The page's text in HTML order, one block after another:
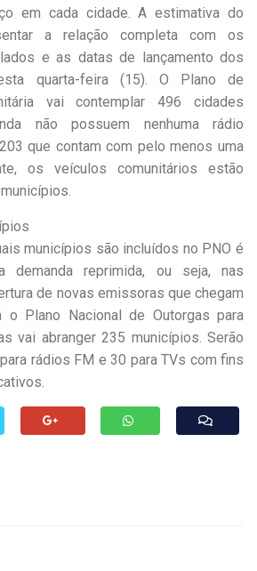
em cada cidade. A estimativa do
a relação completa com os
e as datas de lançamento dos
quarta-feira (15). O Plano de
vai contemplar 496 cidades
não possuem nenhuma rádio
que contam com pelo menos uma
os veículos comunitários estão
municípios são incluídos no PNO é
reprimida, ou seja, nas
de novas emissoras que chegam
Plano Nacional de Outorgas para
vai abranger 235 municípios. Serão
rádios FM e 30 para TVs com fins